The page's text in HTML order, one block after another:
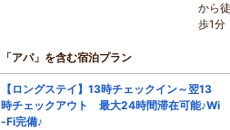
から
歩1分
「アパ」を含む宿泊プラン
【ロングステイ】13時チェックイン～翌13
時チェックアウト 最大24時間滞在可能♪Wi
-Fi完備♪